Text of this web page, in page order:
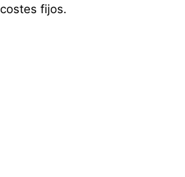
fijos.